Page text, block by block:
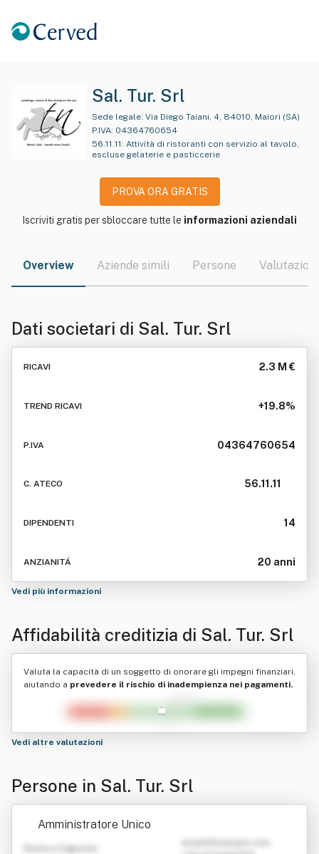
Sal. Tur. Srl
Sede legale: Via Diego Taiani, 4, 84010, Maiori (SA)
P.IVA: 04364760654
56.11.11 : Attività di ristoranti con servizio al tavolo,
escluse gelaterie e pasticcerie
PROVA ORA GRATIS
Iscriviti gratis per sbloccare tutte le informazioni aziendali
Overview Aziende simili Persone Valutazioni
Dati societari di Sal. Tur. Srl
RICAVI 2.3 M €
TREND RICAVI +19.8%
P.IVA 04364760654
C. ATECO 56.11.11
DIPENDENTI 14
ANZIANITÁ 20 anni
Vedi più informazioni
Affidabilità creditizia di Sal. Tur. Srl
Valuta la capacità di un soggetto di onorare gli impegni finanziari,
aiutando a prevedere il rischio di inadempienza nei pagamenti.
Vedi altre valutazioni
Persone in Sal. Tur. Srl
Amministratore Unico
Nome e Cognome